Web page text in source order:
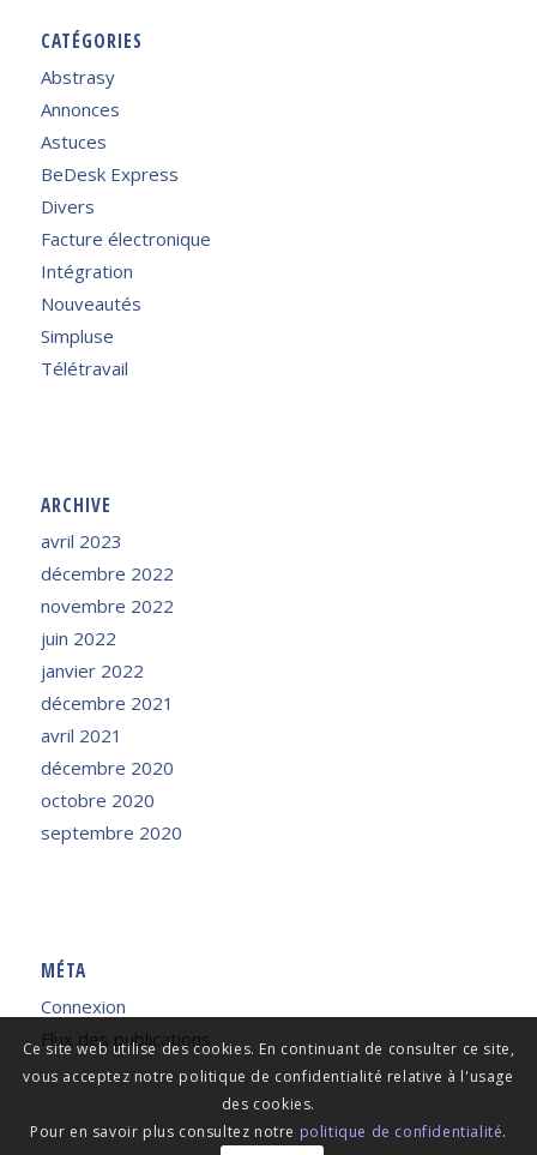
CATÉGORIES
Abstrasy
Annonces
Astuces
BeDesk Express
Divers
Facture électronique
Intégration
Nouveautés
Simpluse
Télétravail
ARCHIVE
avril 2023
décembre 2022
novembre 2022
juin 2022
janvier 2022
décembre 2021
avril 2021
décembre 2020
octobre 2020
septembre 2020
MÉTA
Connexion
Flux des publications
Ce site web utilise des cookies. En continuant de consulter ce site,
vous acceptez notre politique de confidentialité relative à l'usage
des cookies.
Pour en savoir plus consultez notre politique de confidentialité.